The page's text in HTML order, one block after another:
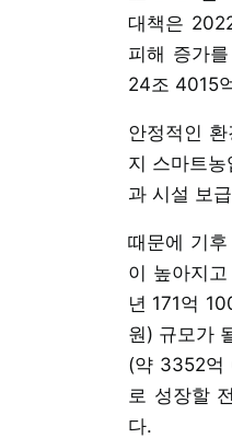
대책은
피해 증가
24조 4015
안정적인
지 스마트
과 시설 보
때문에 기
이 높아지
년 171억
원) 규모가
(약 3352억
로 성장할
다.